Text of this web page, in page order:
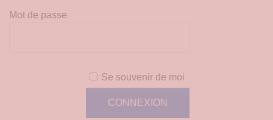
Mot de passe
Se souvenir de moi